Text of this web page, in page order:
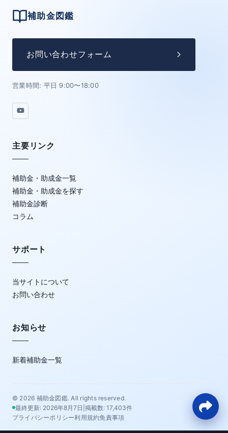
補助金図鑑
お問い合わせフォーム
営業時間: 平日 9:00〜18:00
主要リンク
補助金・助成金一覧
補助金・助成金を探す
補助金診断
コラム
サポート
当サイトについて
お問い合わせ
お知らせ
新着補助金一覧
© 2026 補助金図鑑. All rights reserved.
最終更新: 2026年8月7日 掲載数: 17,403件
プライバシーポリシー利用規約免責事項